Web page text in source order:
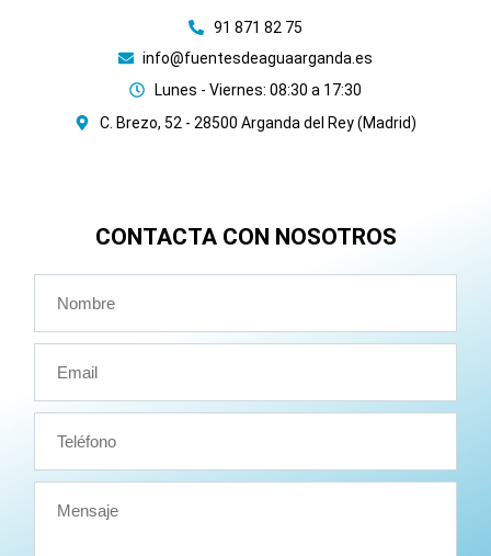
91 871 82 75
info@fuentesdeaguaarganda.es
Lunes - Viernes: 08:30 a 17:30
C. Brezo, 52 - 28500 Arganda del Rey (Madrid)
CONTACTA CON NOSOTROS